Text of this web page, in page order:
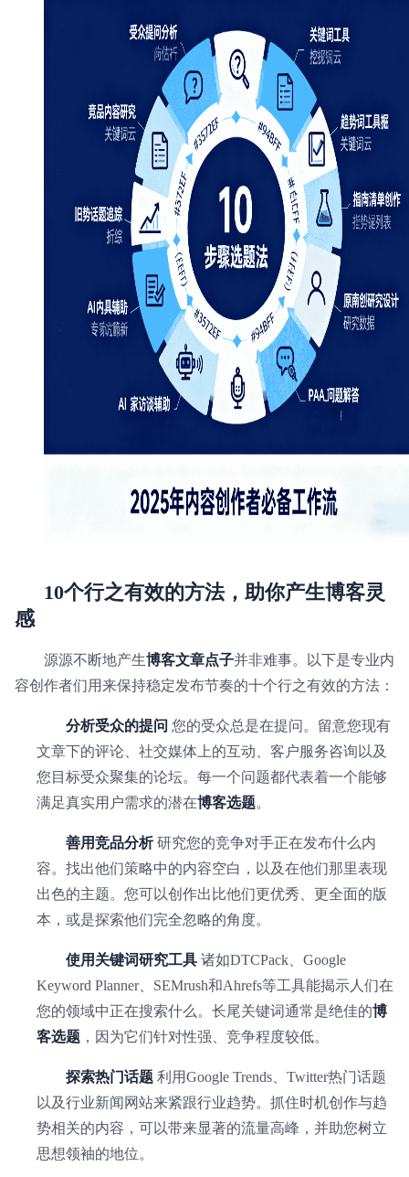
10个行之有效的方法， 助你产生博客灵
感
源源不断地产生博客文章点子并非难事。以下是专业内
容创作者们用来保持稳定发布节奏的十个行之有效的方法：
分析受众的提问 您的受众总是在提问。留意您现有
文章下的评论、社交媒体上的互动、客户服务咨询以及
您目标受众聚集的论坛。每一个问题都代表着一个能够
满足真实用户需求的潜在博客选题。
善用竞品分析研究您的竞争对手正在发布什么内
容。找出他们策略中的内容空白，以及在他们那里表现
出色的主题。您可以创作出比他们更优秀、更全面的版
本，或是探索他们完全忽略的角度。
使用关键词研究工具 诸如DTCPack、Google
Keyword Planner、SEMrush和Ahrefs等工具能揭示人们在
您的领域中正在搜索什么。长尾关键词通常是绝佳的博
客选题 ，因为它们针对性强、竞争程度较低。
探索热门话题 利用Google Trends、Twitter热门话题
以及行业新闻网站来紧跟行业趋势。抓住时机创作与趋
势相关的内容，可以带来显著的流量高峰，并助您树立
思想领袖的地位。